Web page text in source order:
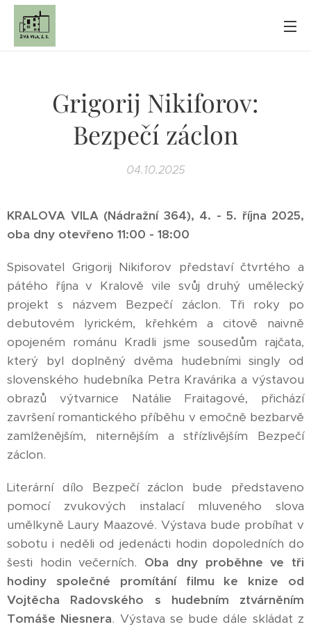
Grigorij Nikiforov:
Bezpečí záclon
04.10.2025
KRALOVA VILA (Nádražní 364), 4. - 5. října 2025,
oba dny otevřeno 11:00 - 18:00
Spisovatel Grigorij Nikiforov představí čtvrtého a
pátého října v Kralově vile svůj druhý umělecký
projekt s názvem Bezpečí záclon. Tři roky po
debutovém lyrickém, křehkém a citově naivně
opojeném románu Kradli jsme sousedům rajčata,
který byl doplněný dvěma hudebními singly od
slovenského hudebníka Petra Kravárika a výstavou
obrazů výtvarnice Natálie Fraitagové, přichází
završení romantického příběhu v emočně bezbarvě
zamlženějším, niternějším a střízlivějším Bezpečí
záclon.
Literární dílo Bezpečí záclon bude představeno
pomocí zvukových instalací mluveného slova
umělkyně Laury Maazové. Výstava bude probíhat v
sobotu i neděli od jedenácti hodin dopoledních do
šesti hodin večerních. Oba dny proběhne ve tři
hodiny společné promítání filmu ke knize od
Vojtěcha Radovského s hudebním ztvárněním
Tomáše Niesnera. Výstava se bude dále skládat z